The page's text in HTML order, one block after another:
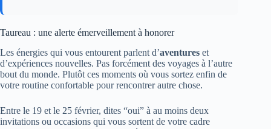
Taureau : une alerte émerveillement à honorer
Les énergies qui vous entourent parlent d’aventures et
d’expériences nouvelles. Pas forcément des voyages à l’autre
bout du monde. Plutôt ces moments où vous sortez enfin de
votre routine confortable pour rencontrer autre chose.
Entre le 19 et le 25 février, dites “oui” à au moins deux
invitations ou occasions qui vous sortent de votre cadre